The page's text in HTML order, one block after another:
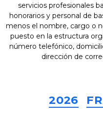
servicios profesionales
honorarios y personal de
menos el nombre, cargo o
puesto en la estructura
número telefónico,
dirección de
2026